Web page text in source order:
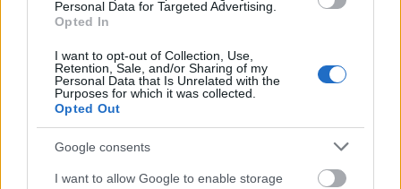
Personal Data for Targeted Advertising.
Opted In
I want to opt-out of Collection, Use,
Retention, Sale, and/or Sharing of my
Personal Data that Is Unrelated with the
Purposes for which it was collected.
Opted Out
Google consents
I want to allow Google to enable storage
nyugtalansággá változtatod.
de ma semmit sem csinálsz anélkül, hogy abból ne
származzon hasznod, ám ehhez munkaadóid
bizalmát is el kell nyerned.